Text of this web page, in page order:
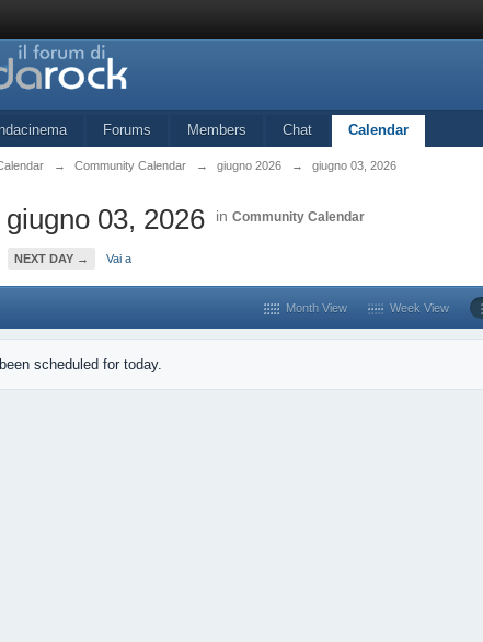
Forums Members Chat Calendar
→ Community Calendar → giugno 2026 → giugno 03, 2026
03, 2026 in Community Calendar
NEXT DAY → Vai a
Month View Week View
scheduled for today.